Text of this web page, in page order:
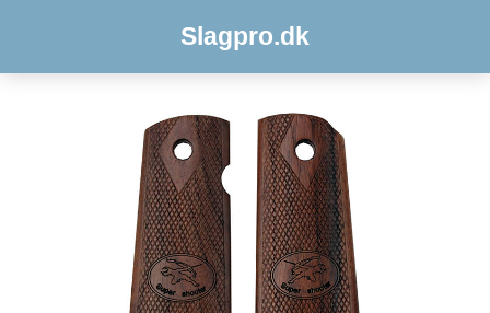
Slagpro.dk